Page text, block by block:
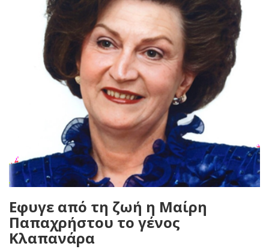
Eφυγε από τη ζωή η Μαίρη
Παπαχρήστου το γένος
Κλαπανάρα